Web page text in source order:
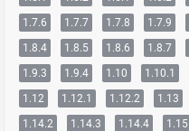
1.7.6
1.7.7 1.7.8 1.7.9
1.8.4
1.8.5 1.8.6 1.8.7
1.9.3
1.9.4 1.10 1.10.1
1.12
1.12.1 1.12.2 1.13
1.14.2
1.14.3 1.14.4 1.15